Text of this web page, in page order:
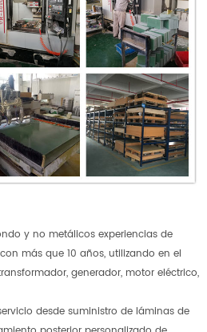
y no metálicos experiencias de
más que 10 años, utilizando en el
generador, motor eléctrico,
desde suministro de láminas de